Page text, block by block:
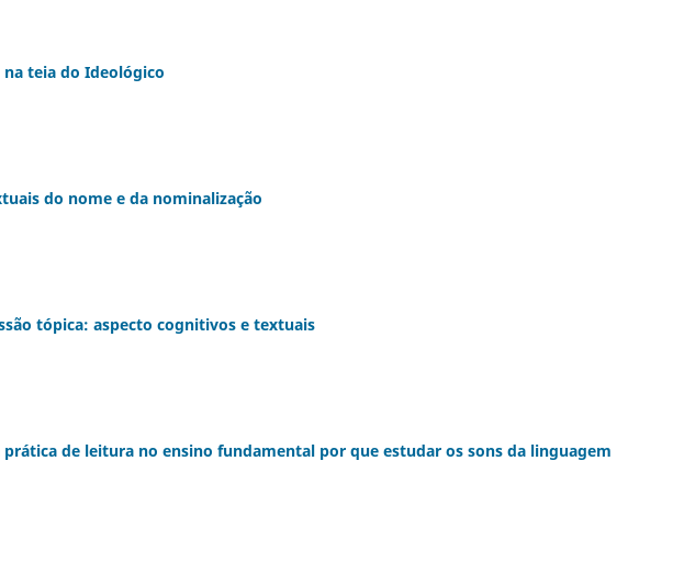
teia do Ideológico
do nome e da nominalização
tópica: aspecto cognitivos e textuais
prática de leitura no ensino fundamental por que estudar os sons da linguagem